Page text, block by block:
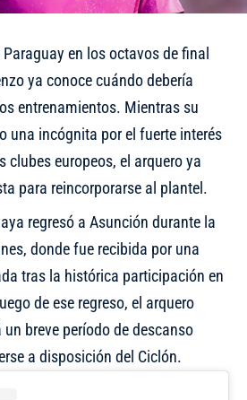
en los octavos de final
ya conoce cuándo debería
entrenamientos. Mientras su
una incógnita por el fuerte interés
clubes europeos, el arquero ya
para reincorporarse al plantel.
regresó a Asunción durante la
donde fue recibida por una
tras la histórica participación en
de ese regreso, el arquero
breve período de descanso
a disposición del Ciclón.